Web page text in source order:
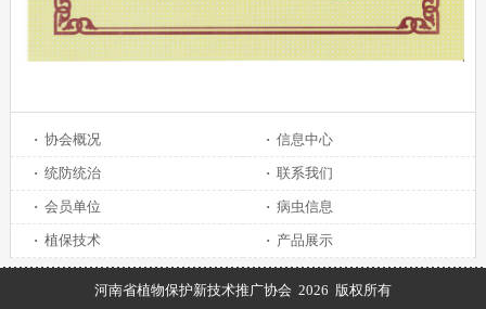
· 协会概况 · 信息中心
· 统防统治 · 联系我们
· 会员单位 · 病虫信息
· 植保技术 · 产品展示
河南省植物保护新技术推广协会 2026 版权所有